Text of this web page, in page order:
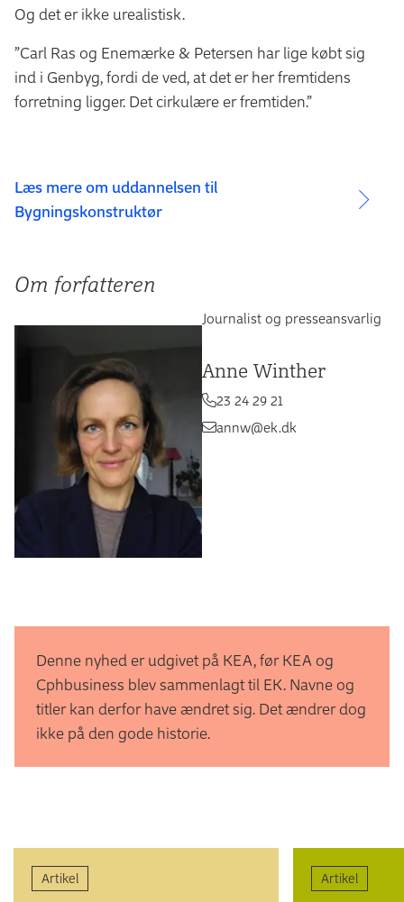
Og det er ikke urealistisk.
”Carl Ras og Enemærke & Petersen har lige købt sig
ind i Genbyg, fordi de ved, at det er her fremtidens
forretning ligger. Det cirkulære er fremtiden.”
Læs mere om uddannelsen til
Bygningskonstruktør
Om forfatteren
Journalist og presseansvarlig
Anne Winther
23 24 29 21
annw@ek.dk
Denne nyhed er udgivet på KEA, før KEA og
Cphbusiness blev sammenlagt til EK. Navne og
titler kan derfor have ændret sig. Det ændrer dog
ikke på den gode historie.
Artikel Artikel